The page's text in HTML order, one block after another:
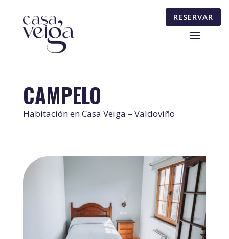
RESERVAR
CAMPELO
Habitación en Casa Veiga – Valdoviño